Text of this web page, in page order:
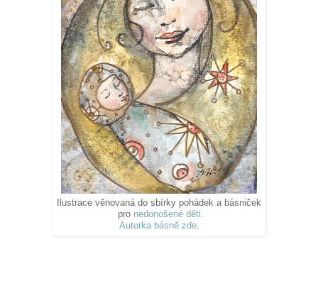
Ilustrace věnovaná do sbírky pohádek a básniček
pro nedonošené děti.
Autorka básně zde.